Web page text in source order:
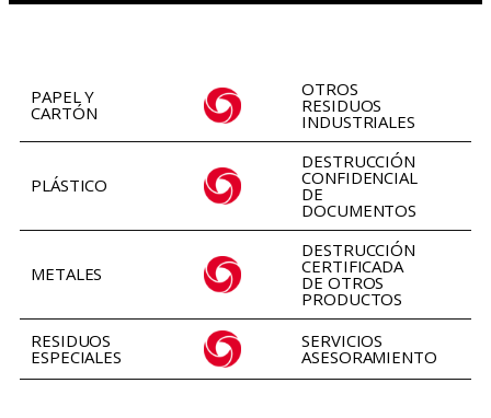
PAPEL Y
CARTÓN
OTROS
RESIDUOS
INDUSTRIALES
PLÁSTICO
DESTRUCCIÓN
CONFIDENCIAL
DE
DOCUMENTOS
METALES
DESTRUCCIÓN
CERTIFICADA
DE OTROS
PRODUCTOS
RESIDUOS
ESPECIALES
SERVICIOS
ASESORAMIENTO